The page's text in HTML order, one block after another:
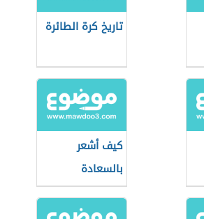
تاريخ كرة الطائرة
كيف أشعر
بالسعادة